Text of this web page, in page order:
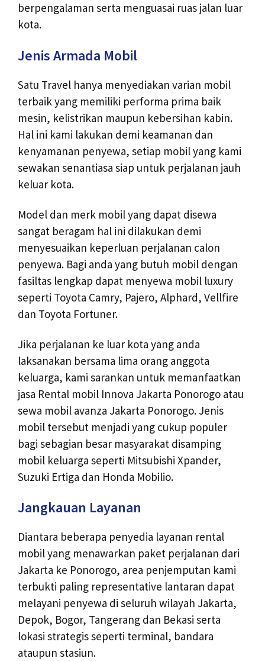
berpengalaman serta menguasai ruas jalan luar
kota.
Jenis Armada Mobil
Satu Travel hanya menyediakan varian mobil
terbaik yang memiliki performa prima baik
mesin, kelistrikan maupun kebersihan kabin.
Hal ini kami lakukan demi keamanan dan
kenyamanan penyewa, setiap mobil yang kami
sewakan senantiasa siap untuk perjalanan jauh
keluar kota.
Model dan merk mobil yang dapat disewa
sangat beragam hal ini dilakukan demi
menyesuaikan keperluan perjalanan calon
penyewa. Bagi anda yang butuh mobil dengan
fasiltas lengkap dapat menyewa mobil luxury
seperti Toyota Camry, Pajero, Alphard, Vellfire
dan Toyota Fortuner.
Jika perjalanan ke luar kota yang anda
laksanakan bersama lima orang anggota
keluarga, kami sarankan untuk memanfaatkan
jasa Rental mobil Innova Jakarta Ponorogo atau
sewa mobil avanza Jakarta Ponorogo. Jenis
mobil tersebut menjadi yang cukup populer
bagi sebagian besar masyarakat disamping
mobil keluarga seperti Mitsubishi Xpander,
Suzuki Ertiga dan Honda Mobilio.
Jangkauan Layanan
Diantara beberapa penyedia layanan rental
mobil yang menawarkan paket perjalanan dari
Jakarta ke Ponorogo, area penjemputan kami
terbukti paling representative lantaran dapat
melayani penyewa di seluruh wilayah Jakarta,
Depok, Bogor, Tangerang dan Bekasi serta
lokasi strategis seperti terminal, bandara
ataupun stasiun.